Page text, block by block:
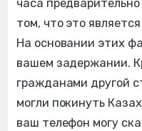
часа
том, что это
На основании этих
вашем задержании.
гражданами другой
могли покинуть
ваш телефон могу